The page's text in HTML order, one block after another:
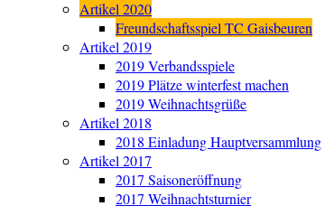
Artikel 2020
Freundschaftsspiel TC Gaisbeuren
Artikel 2019
2019 Verbandsspiele
2019 Plätze winterfest machen
2019 Weihnachtsgrüße
Artikel 2018
2018 Einladung Hauptversammlung
Artikel 2017
2017 Saisoneröffnung
2017 Weihnachtsturnier